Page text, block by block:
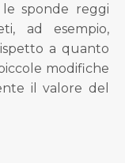
sponde reggi
ad esempio,
a quanto
modifiche
il valore del